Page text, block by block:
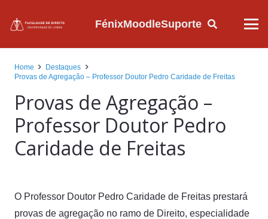
FénixMoodleSuporte
Home
Destaques
Provas de Agregação – Professor Doutor Pedro Caridade de Freitas
Provas de Agregação –
Professor Doutor Pedro
Caridade de Freitas
O Professor Doutor Pedro Caridade de Freitas prestará
provas de agregação no ramo de Direito, especialidade